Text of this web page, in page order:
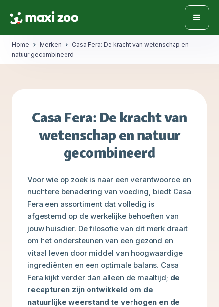
Home Merken
Casa Fera: De kracht van wetenschap en
natuur gecombineerd
Casa Fera: De kracht van
wetenschap en natuur
gecombineerd
Voor wie op zoek is naar een verantwoorde en
nuchtere benadering van voeding, biedt Casa
Fera een assortiment dat volledig is
afgestemd op de werkelijke behoeften van
jouw huisdier. De filosofie van dit merk draait
om het ondersteunen van een gezond en
vitaal leven door middel van hoogwaardige
ingrediënten en een optimale balans. Casa
Fera kijkt verder dan alleen de maaltijd; de
recepturen zijn ontwikkeld om de
natuurlijke weerstand te verhogen en de